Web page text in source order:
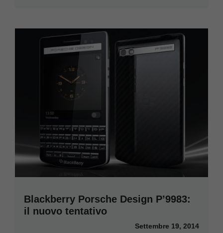
Blackberry Porsche Design P’9983:
il nuovo tentativo
Settembre 19, 2014